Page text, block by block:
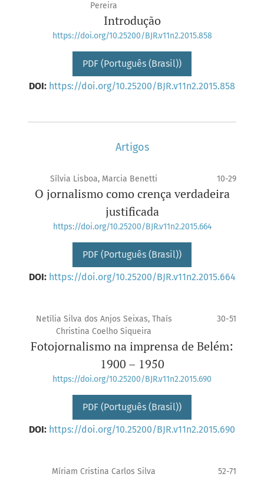
Pereira
Introdução
https://doi.org/10.25200/BJR.v11n2.2015.858
PDF (Português (Brasil))
DOI: https://doi.org/10.25200/BJR.v11n2.2015.858
Artigos
Sílvia Lisboa, Marcia Benetti 10-29
O jornalismo como crença verdadeira
justificada
https://doi.org/10.25200/BJR.v11n2.2015.664
PDF (Português (Brasil))
DOI: https://doi.org/10.25200/BJR.v11n2.2015.664
Netília Silva dos Anjos Seixas, Thaís
Christina Coelho Siqueira
30-51
Fotojornalismo na imprensa de Belém:
1900 – 1950
https://doi.org/10.25200/BJR.v11n2.2015.690
PDF (Português (Brasil))
DOI: https://doi.org/10.25200/BJR.v11n2.2015.690
Míriam Cristina Carlos Silva 52-71